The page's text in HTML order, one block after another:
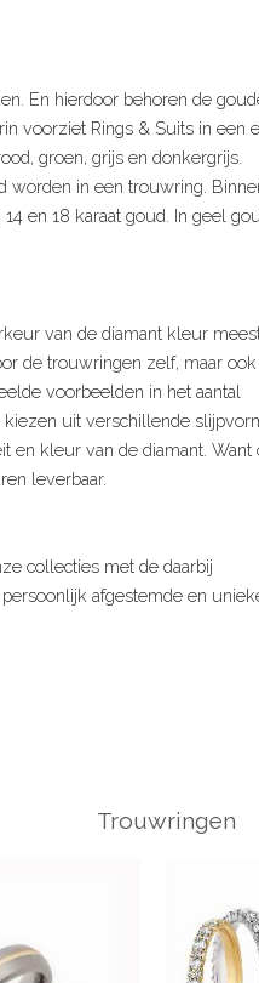
En hierdoor behoren de
voorziet Rings & Suits in een
groen, grijs en donkergrijs.
worden in een trouwring.
en 18 karaat goud. In geel
van de diamant kleur
de trouwringen zelf, maar ook
voorbeelden in het aantal
kiezen uit verschillende
en kleur van de diamant. Want
leverbaar.
collecties met de daarbij
afgestemde en
Trouwringen